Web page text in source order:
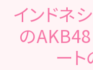
インドネ
の
ー